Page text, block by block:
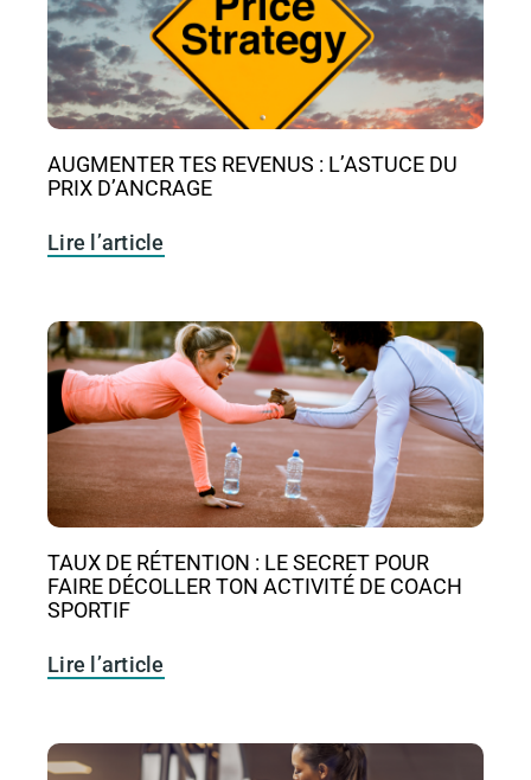
AUGMENTER TES REVENUS : L’ASTUCE DU
PRIX D’ANCRAGE
Lire l’article
TAUX DE RÉTENTION : LE SECRET POUR
FAIRE DÉCOLLER TON ACTIVITÉ DE COACH
SPORTIF
Lire l’article